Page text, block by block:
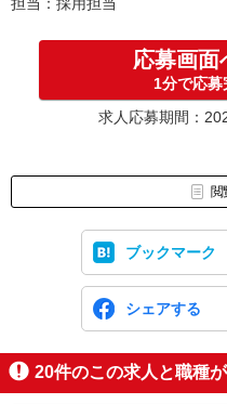
がございます。予めご了承くだ
応募画面
1分で応
求人応募期間：
閲
ブックマーク
シェアする
20件のこの求人と職種